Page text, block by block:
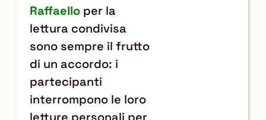
Raffaello per la
lettura condivisa
sono sempre il frutto
di un accordo: i
partecipanti
interrompono le loro
letture personali per